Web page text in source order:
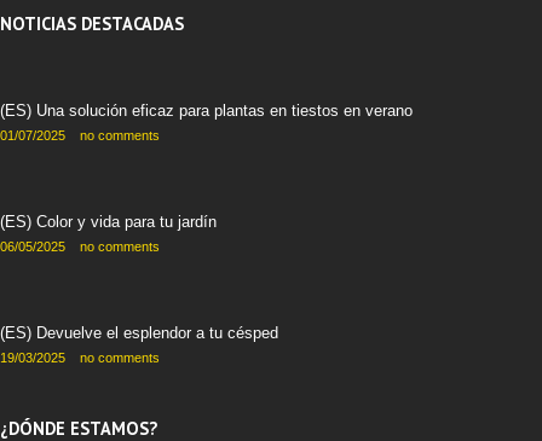
NOTICIAS DESTACADAS
(ES) Una solución eficaz para plantas en tiestos en verano
01/07/2025 no comments
(ES) Color y vida para tu jardín
06/05/2025 no comments
(ES) Devuelve el esplendor a tu césped
19/03/2025 no comments
¿DÓNDE ESTAMOS?